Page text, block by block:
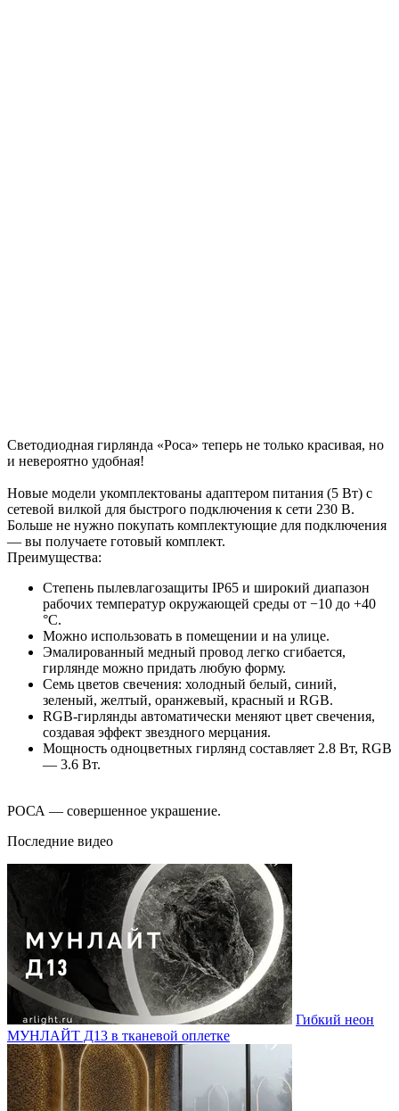
Светодиодная гирлянда «Роса» теперь не только красивая, но
и невероятно удобная!
Новые модели укомплектованы адаптером питания (5 Вт) с
сетевой вилкой для быстрого подключения к сети 230 В.
Больше не нужно покупать комплектующие для подключения
— вы получаете готовый комплект.
Преимущества:
Степень пылевлагозащиты IP65 и широкий диапазон
рабочих температур окружающей среды от −10 до +40
°С.
Можно использовать в помещении и на улице.
Эмалированный медный провод легко сгибается,
гирлянде можно придать любую форму.
Семь цветов свечения: холодный белый, синий,
зеленый, желтый, оранжевый, красный и RGB.
RGB-гирлянды автоматически меняют цвет свечения,
создавая эффект звездного мерцания.
Мощность одноцветных гирлянд составляет 2.8 Вт, RGB
— 3.6 Вт.
РОСА — совершенное украшение.
Последние видео
Гибкий неон
МУНЛАЙТ Д13 в тканевой оплетке